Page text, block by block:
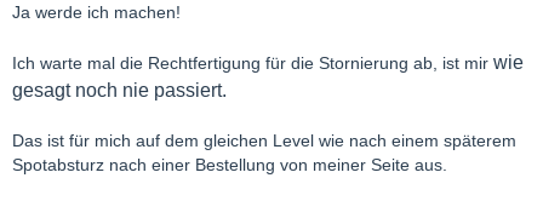
Ja werde ich machen!
Ich warte mal die Rechtfertigung für die Stornierung ab, ist mir wie
gesagt noch nie passiert.
Das ist für mich auf dem gleichen Level wie nach einem späterem
Spotabsturz nach einer Bestellung von meiner Seite aus.